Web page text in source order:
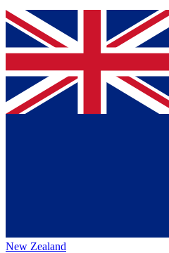
New Zealand